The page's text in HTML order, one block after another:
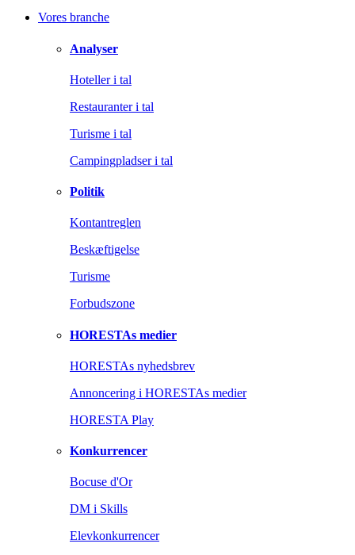
Vores branche
Analyser
Hoteller i tal
Restauranter i tal
Turisme i tal
Campingpladser i tal
Politik
Kontantreglen
Beskæftigelse
Turisme
Forbudszone
HORESTAs medier
HORESTAs nyhedsbrev
Annoncering i HORESTAs medier
HORESTA Play
Konkurrencer
Bocuse d'Or
DM i Skills
Elevkonkurrencer